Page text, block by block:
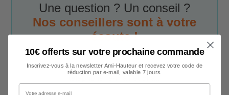
Une question ? Un conseil ?
Nos conseillers sont à votre
écoute !
Notre service client est à votre disposition
du lundi au vendredi de 9h00 à 17h00par
téléphone, e-mail et chat.
10€ offerts sur votre prochaine commande
Inscrivez-vous à la newsletter Ami-Hauteur et recevez votre code de
réduction par e-mail, valable 7 jours.
Votre adresse e-mail